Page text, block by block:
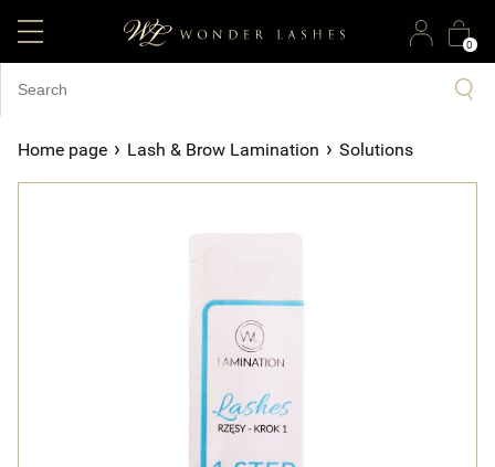
0
Home page › Lash & Brow Lamination › Solutions